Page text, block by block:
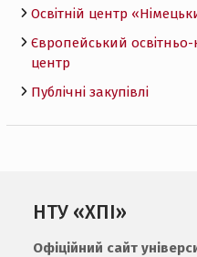
Освітній центр
Європейський
центр
Публічні закупівлі
НТУ «ХПІ»
Офіційний сайт